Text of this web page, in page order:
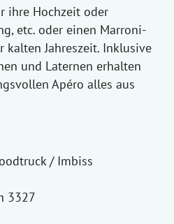
ihre Hochzeit oder
etc. oder einen Marroni-
kalten Jahreszeit. Inklusive
und Laternen erhalten
Apéro alles aus
/ Imbiss
3327